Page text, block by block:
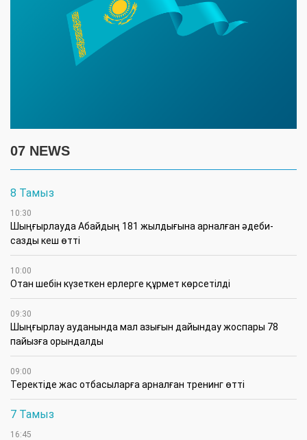
07 NEWS
8 Тамыз
10:30
Шыңғырлауда Абайдың 181 жылдығына арналған әдеби-
сазды кеш өтті
10:00
Отан шебін күзеткен ерлерге құрмет көрсетілді
09:30
​Шыңғырлау ауданында мал азығын дайындау жоспары 78
пайызға орындалды
09:00
​Теректіде жас отбасыларға арналған тренинг өтті
7 Тамыз
16:45